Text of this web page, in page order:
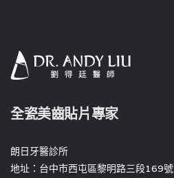
全瓷美齒貼片專家
朗日牙醫診所
地址：台中市西屯區黎明路三段169號